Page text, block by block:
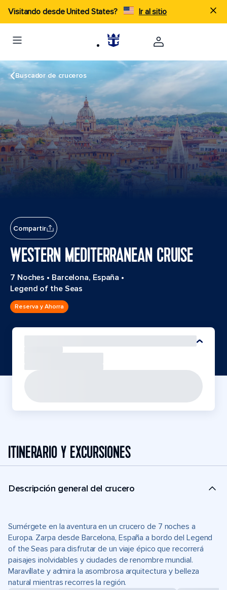
Visitando desde United States? Ir al sitio
Buscador de cruceros
Compartir
WESTERN MEDITERRANEAN CRUISE
7 Noches • Barcelona, España •
Legend of the Seas
Reserva y Ahorra
ITINERARIO Y EXCURSIONES
Descripción general del crucero
Sumérgete en la aventura en un crucero de 7 noches a
Europa. Zarpa desde Barcelona, España a bordo del Legend
of the Seas para disfrutar de un viaje épico que recorrerá
paisajes inolvidables y ciudades de renombre mundial.
Maravíllate y admira la asombrosa arquitectura y belleza
natural mientras recorres la región.